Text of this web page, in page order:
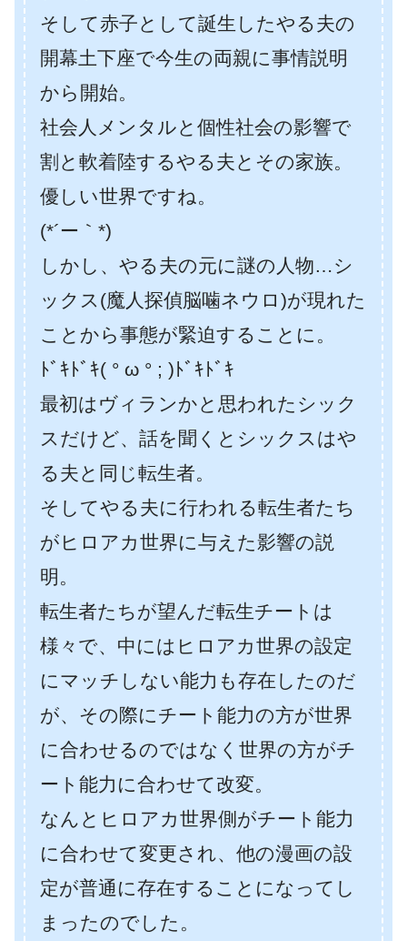
そして赤子として誕生したやる夫の
開幕土下座で今生の両親に事情説明
から開始。
社会人メンタルと個性社会の影響で
割と軟着陸するやる夫とその家族。
優しい世界ですね。
(*´ー｀*)
しかし、やる夫の元に謎の人物…シ
ックス(魔人探偵脳噛ネウロ)が現れた
ことから事態が緊迫することに。
ﾄﾞｷﾄﾞｷ( ° ω ° ; )ﾄﾞｷﾄﾞｷ
最初はヴィランかと思われたシック
スだけど、話を聞くとシックスはや
る夫と同じ転生者。
そしてやる夫に行われる転生者たち
がヒロアカ世界に与えた影響の説
明。
転生者たちが望んだ転生チートは
様々で、中にはヒロアカ世界の設定
にマッチしない能力も存在したのだ
が、その際にチート能力の方が世界
に合わせるのではなく世界の方がチ
ート能力に合わせて改変。
なんとヒロアカ世界側がチート能力
に合わせて変更され、他の漫画の設
定が普通に存在することになってし
まったのでした。